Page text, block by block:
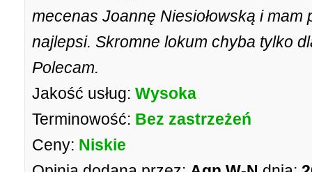
mecenas Joannę Niesiołowską i
najlepsi. Skromne lokum chyba tylko
Polecam.
Jakość usług: Wysoka
Terminowość: Bez zastrzeżeń
Ceny: Niskie